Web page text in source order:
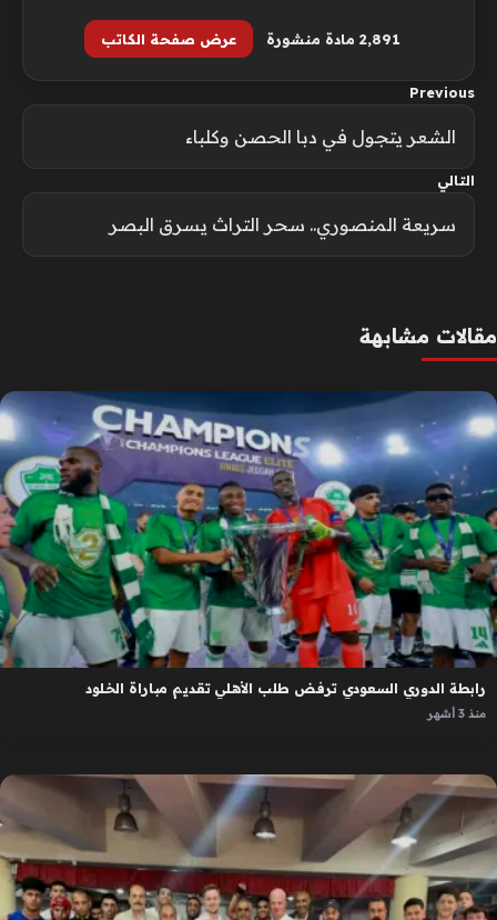
2٬891 مادة منشورة عرض صفحة الكاتب
Previous
الشعر يتجول في دبا الحصن وكلباء
التالي
سريعة المنصوري.. سحر التراث يسرق البصر
مقالات مشابهة
رابطة الدوري السعودي ترفض طلب الأهلي تقديم مباراة الخلود
منذ 3 أشهر